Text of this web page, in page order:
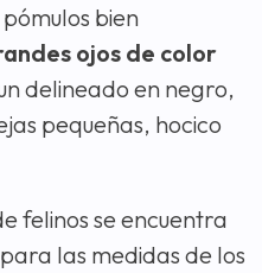
bien
ojos de color
delineado en negro,
pequeñas, hocico
felinos se encuentra
las medidas de los